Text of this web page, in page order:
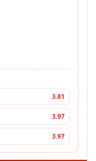
3.81
3.97
3.97